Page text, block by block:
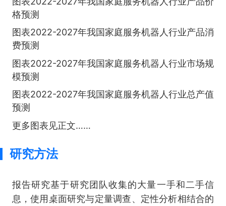
格预测
图表2022-2027年我国家庭服务机器人行业产品消
费预测
图表2022-2027年我国家庭服务机器人行业市场规
模预测
图表2022-2027年我国家庭服务机器人行业总产值
预测
更多图表见正文……
研究方法
报告研究基于研究团队收集的大量一手和二手信
息，使用桌面研究与定量调查、定性分析相结合的